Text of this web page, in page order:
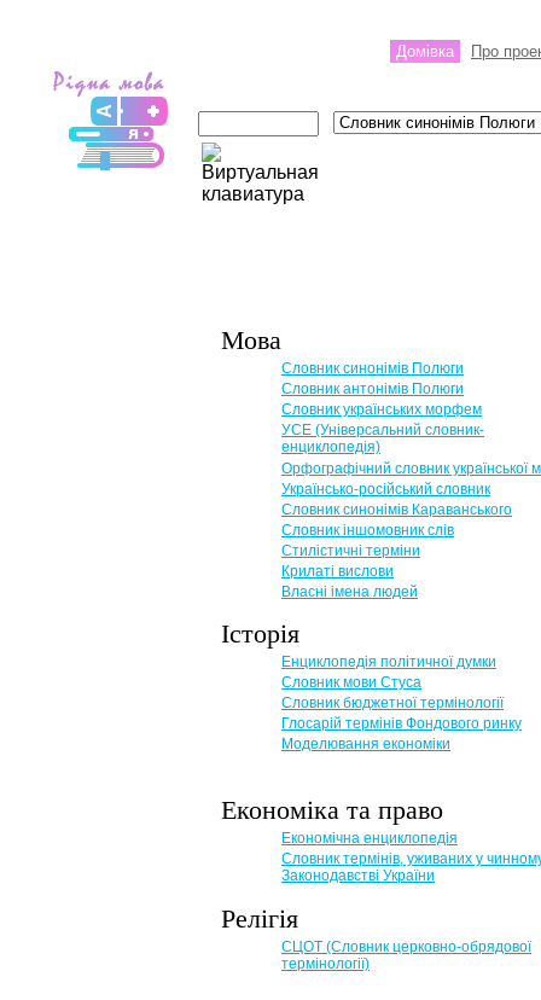
Домівка Про
Мова
Словник синонімів Полюги
Словник антонімів Полюги
Словник українських морфем
УСЕ (Універсальний словник-
енциклопедія)
Орфографічний словник української
Українсько-російський словник
Словник синонімів Караванського
Словник іншомовник слів
Стилістичні терміни
Крилаті вислови
Власні імена людей
Історія
Енциклопедія політичної думки
Словник мови Стуса
Словник бюджетної термінології
Глосарій термінів Фондового ринку
Моделювання економіки
Економіка та право
Eкономічна енциклопедія
Словник термінів, уживаних у
Законодавстві України
Релігія
СЦОТ (Словник церковно-обрядової
термінології)